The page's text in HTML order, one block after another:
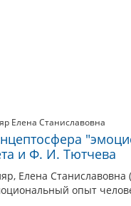
Елена Станиславовна
и Ф. И. Тютчева
Елена
опыт